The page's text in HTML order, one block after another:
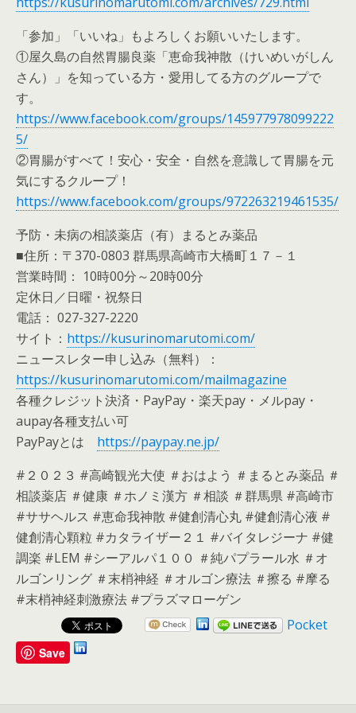
「参加」「いいね」もよろしくお願いいたします。
①屋久島の自然胃腸良薬「恵命我神散（けいめいがしん
さん）」を知っている方・愛用してる方のグループで
す。
https://www.facebook.com/groups/145977978099222
5/
②胃腸がすべて！安心・安全・自然を意識して胃腸を元
気にするクループ！
https://www.facebook.com/groups/972263219461535/
予防・未病の相談薬店（有）まるとみ薬品
■住所：〒370-0803 群馬県高崎市大橋町１７－１
営業時間： 10時00分～20時00分
定休日／日曜・祝祭日
電話： 027-327-2220
サイト： https://kusurinomarutomi.com/
ニュースレター申し込み（無料）：
https://kusurinomarutomi.com/mailmagazine
各種クレジット決済・PayPay・楽天pay・メルpay・
aupay各種支払い可
PayPayとは https://paypay.ne.jp/
#２０２３ #高崎観光大使 ＃おはよう ＃まるとみ薬品 ＃
相談薬店 ＃健康 ＃ホノミ漢方 ＃相談 ＃群馬県 #高崎市
#ササヘルス #恵命我神散 #健創清心丸 #健創清心液 #
健創清心顆粒 #カタライザー２１ #バイタレジーナ #健
調楽 #LEM #シーアルパ１００ ＃純パプラール水 ＃オ
ルゴンリング ＃末梢神経 ＃オルゴン療法 ＃擦る #摩る
#末梢神経刺激療法 #プラズマローゲン
Pocket
Save